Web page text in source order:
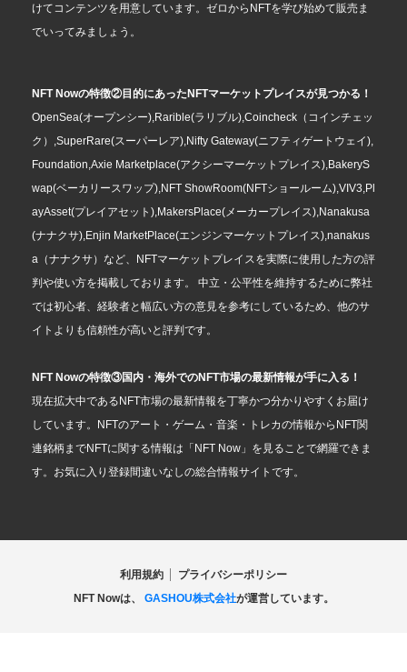
けてコンテンツを用意しています。ゼロからNFTを学び始めて販売ま
でいってみましょう。
NFT Nowの特徴②目的にあったNFTマーケットプレイスが見つかる！
OpenSea(オープンシー),Rarible(ラリブル),Coincheck（コインチェッ
ク）,SuperRare(スーパーレア),Nifty Gateway(ニフティゲートウェイ),
Foundation,Axie Marketplace(アクシーマーケットプレイス),BakeryS
wap(ベーカリースワップ),NFT ShowRoom(NFTショールーム),VIV3,Pl
ayAsset(プレイアセット),MakersPlace(メーカープレイス),Nanakusa
(ナナクサ),Enjin MarketPlace(エンジンマーケットプレイス),nanakus
a（ナナクサ）など、NFTマーケットプレイスを実際に使用した方の評
判や使い方を掲載しております。 中立・公平性を維持するために弊社
では初心者、経験者と幅広い方の意見を参考にしているため、他のサ
イトよりも信頼性が高いと評判です。
NFT Nowの特徴③国内・海外でのNFT市場の最新情報が手に入る！
現在拡大中であるNFT市場の最新情報を丁寧かつ分かりやすくお届け
しています。NFTのアート・ゲーム・音楽・トレカの情報からNFT関
連銘柄までNFTに関する情報は「NFT Now」を見ることで網羅できま
す。お気に入り登録間違いなしの総合情報サイトです。
利用規約
プライバシーポリシー
NFT Nowは、 GASHOU株式会社が運営しています。